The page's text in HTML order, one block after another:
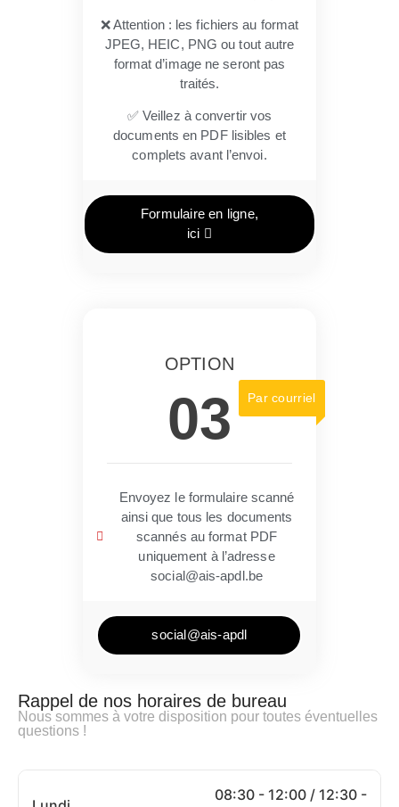
❌ Attention : les fichiers au format
JPEG, HEIC, PNG ou tout autre
format d’image ne seront pas
traités.
✅ Veillez à convertir vos
documents en PDF lisibles et
complets avant l’envoi.
Formulaire en ligne,
ici
OPTION
03
Envoyez le formulaire scanné
ainsi que tous les documents
scannés au format PDF
uniquement à l’adresse
social@ais-apdl.be
social@ais-apdl
Par courriel
Rappel de nos horaires de bureau
Nous sommes à votre disposition pour toutes éventuelles
questions !
08:30 - 12:00 / 12:30 -